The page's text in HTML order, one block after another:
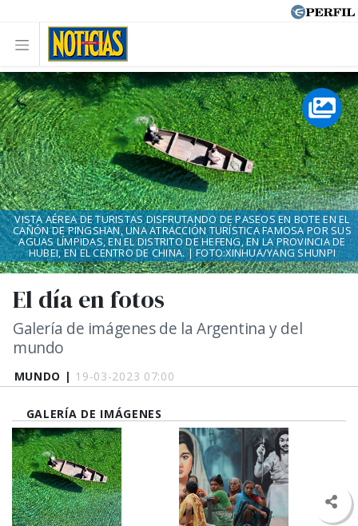
MUNDO | 19-03-2023 07:00
El día en fotos
Galería de imágenes de la Argentina y del
mundo
VISTA AÉREA DE TURISTAS DISFRUTANDO DE PASEOS EN BOTE EN EL
CAÑÓN DE PINGSHAN, UNA ATRACCIÓN TURÍSTICA FAMOSA POR SUS
AGUAS LÍMPIDAS, EN EL DISTRITO DE HEFENG, EN LA PROVINCIA DE
HUBEI, EN EL CENTRO DE CHINA. | FOTO:XINHUA/YANG SHUNPI
GALERÍA DE IMÁGENES